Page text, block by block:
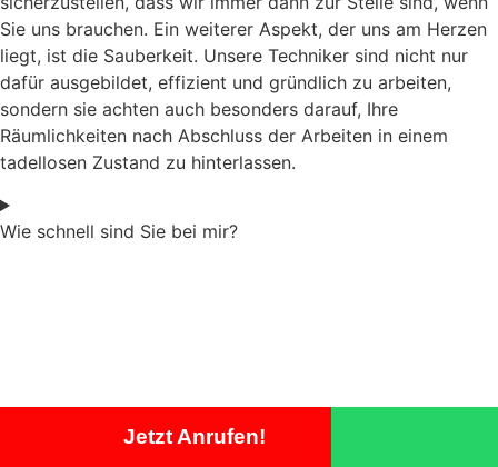
Sie uns brauchen. Ein weiterer Aspekt, der uns am Herzen
liegt, ist die Sauberkeit. Unsere Techniker sind nicht nur
dafür ausgebildet, effizient und gründlich zu arbeiten,
sondern sie achten auch besonders darauf, Ihre
Räumlichkeiten nach Abschluss der Arbeiten in einem
tadellosen Zustand zu hinterlassen.
Wie schnell sind Sie bei mir?
Jetzt Anrufen!